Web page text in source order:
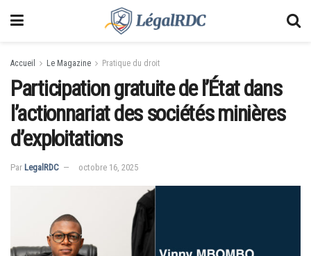
Accueil Le Magazine Pratique du droit
Participation gratuite de l’État dans
l’actionnariat des sociétés minières
d’exploitations
Par LegalRDC octobre 16, 2025